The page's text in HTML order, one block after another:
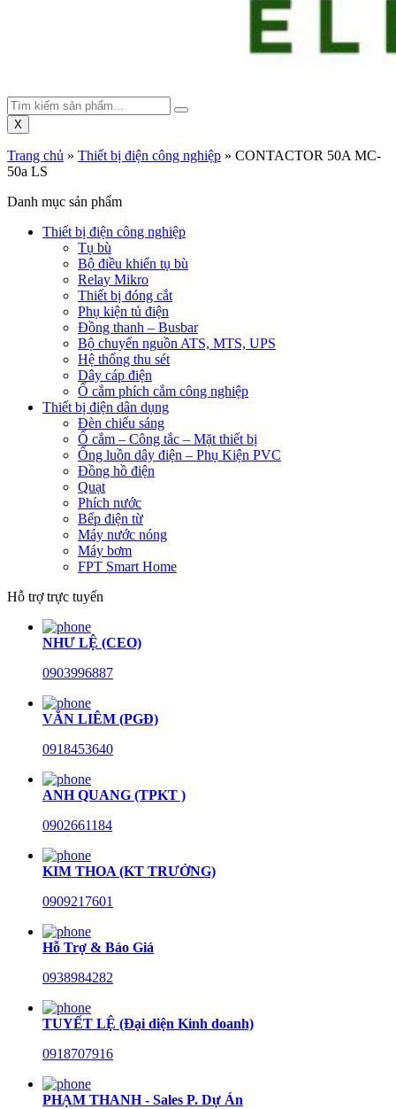
X
Trang chủ » Thiết bị điện công nghiệp » CONTACTOR 50A MC-
50a LS
Danh mục sản phẩm
Thiết bị điện công nghiệp
Tụ bù
Bộ điều khiển tụ bù
Relay Mikro
Thiết bị đóng cắt
Phụ kiện tủ điện
Đồng thanh – Busbar
Bộ chuyển nguồn ATS, MTS, UPS
Hệ thống thu sét
Dây cáp điện
Ổ cắm phích cắm công nghiệp
Thiết bị điện dân dụng
Đèn chiếu sáng
Ổ cắm – Công tắc – Mặt thiết bị
Ống luồn dây điện – Phụ Kiện PVC
Đồng hồ điện
Quạt
Phích nước
Bếp điện từ
Máy nước nóng
Máy bơm
FPT Smart Home
Hỗ trợ trực tuyến
NHƯ LỆ (CEO)
0903996887
VĂN LIÊM (PGĐ)
0918453640
ANH QUANG (TPKT )
0902661184
KIM THOA (KT TRƯỞNG)
0909217601
Hỗ Trợ & Báo Giá
0938984282
TUYẾT LỆ (Đại diện Kinh doanh)
0918707916
PHẠM THANH - Sales P. Dự Án